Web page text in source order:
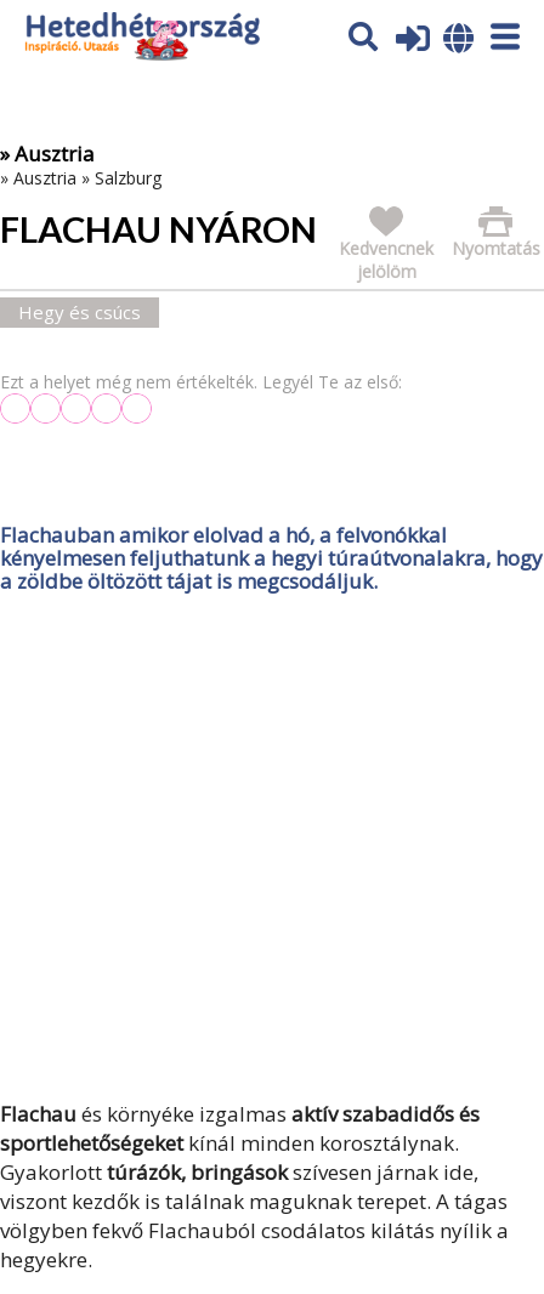
Az oldal sütiket (cookies) használ. További tájékoztatás itt:
Adatvédelmi tájékoztató
» Ausztria
» Ausztria » Salzburg
FLACHAU NYÁRON Nyomtatás
Kedvencnek
jelölöm
Hegy és csúcs
Ezt a helyet még nem értékelték. Legyél Te az első:
Flachauban amikor elolvad a hó, a felvonókkal
kényelmesen feljuthatunk a hegyi túraútvonalakra, hogy
a zöldbe öltözött tájat is megcsodáljuk.
Flachau és környéke izgalmas aktív szabadidős és
sportlehetőségeketkínál minden korosztálynak.
Gyakorlotttúrázók, bringásokszívesen járnak ide,
viszont kezdők is találnak maguknak terepet. A tágas
völgyben fekvő Flachauból csodálatos kilátás nyílik a
hegyekre.